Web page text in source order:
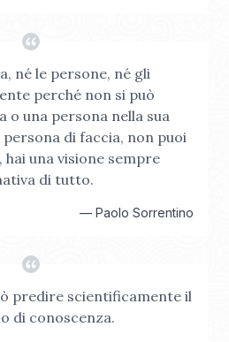
né le persone, né gli
perché non si può
o una persona nella sua
di faccia, non puoi
hai una visione sempre
di tutto.
— Paolo Sorrentino
predire scientificamente il
di conoscenza.